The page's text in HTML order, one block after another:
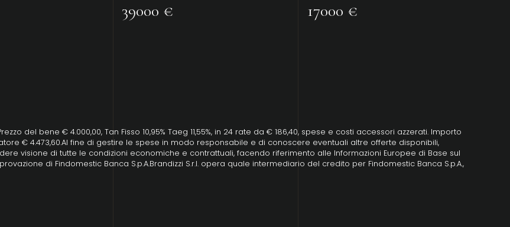
39000 € 17000 €
del bene € 4.000,00, Tan Fisso 10,95% Taeg 11,55%, in 24 rate da € 186,40, spese e costi accessori azzerati. Importo
€ 4.473,60.Al fine di gestire le spese in modo responsabile e di conoscere eventuali altre offerte disponibili,
visione di tutte le condizioni economiche e contrattuali, facendo riferimento alle Informazioni Europee di Base sul
di Findomestic Banca S.p.A.Brandizzi S.r.l. opera quale intermediario del credito per Findomestic Banca S.p.A.,